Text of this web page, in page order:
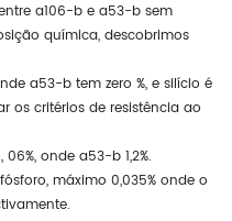
a106-b e a53-b sem
química, descobrimos
a53-b tem zero %, e silício é
os critérios de resistência ao
onde a53-b 1,2%.
máximo 0,035% onde o